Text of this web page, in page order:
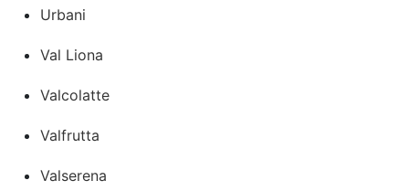
Urbani
Val Liona
Valcolatte
Valfrutta
Valserena